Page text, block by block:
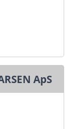
ApS